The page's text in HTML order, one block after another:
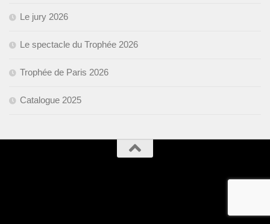
Le jury 2026
Le spectacle du Trophée 2026
Trophée de Paris 2026
Catalogue 2025